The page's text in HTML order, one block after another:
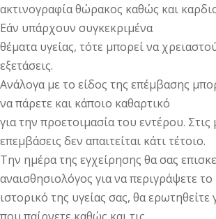
ακτινογραφία θώρακος καθώς και
Εάν υπάρχουν συγκεκριμένα
θέματα υγείας, τότε μπορεί να
εξετάσεις.
Ανάλογα με το είδος της επέμβασης
να πάρετε και κάποιο καθαρτικό
για την προετοιμασία του εντέρου. Στις
επεμβάσεις δεν απαιτείται κάτι τέτοιο.
Την ημέρα της εγχείρησης θα σας
αναισθησιολόγος για να περιγράψετε το
ιστορικό της υγείας σας, θα ερωτηθείτε